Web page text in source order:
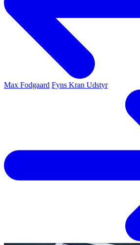
Max Fodgaard Fyns Kran Udstyr